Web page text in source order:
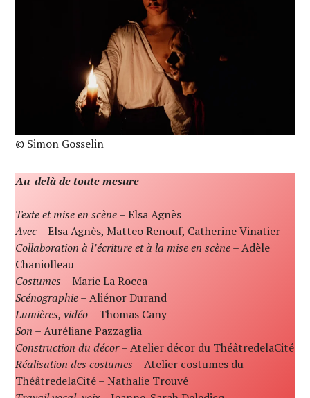
© Simon Gosselin
Au-delà de toute mesure
Texte et mise en scène– Elsa Agnès
Avec– Elsa Agnès, Matteo Renouf, Catherine Vinatier
Collaboration à l’écriture et à la mise en scène– Adèle
Chaniolleau
Costumes – Marie La Rocca
Scénographie– Aliénor Durand
Lumières, vidéo– Thomas Cany
Son – Auréliane Pazzaglia
Construction du décor– Atelier décor du ThéâtredelaCité
Réalisation des costumes – Atelier costumes du
ThéâtredelaCité – Nathalie Trouvé